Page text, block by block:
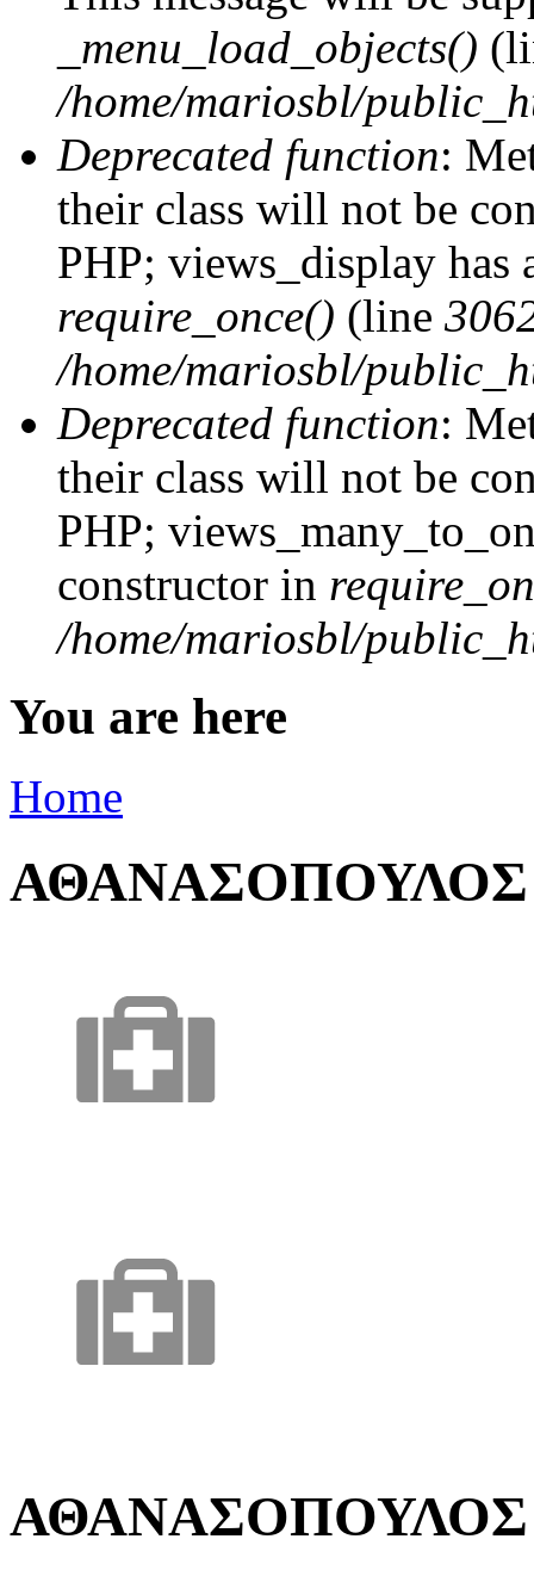
_menu_load_objects()
/home/mariosbl/
Deprecated function:
their class will not be
PHP; views_display has
require_once() (line
/home/mariosbl/
Deprecated function:
their class will not be
PHP;
constructor in
/home/mariosbl/
You are here
Home